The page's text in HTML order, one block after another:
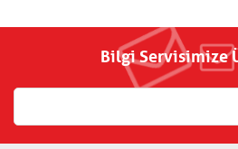
Bilgi Servisimize